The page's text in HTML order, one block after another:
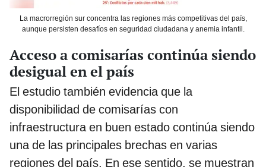
La macrorregión sur concentra las regiones más competitivas del país,
aunque persisten desafíos en seguridad ciudadana y anemia infantil.
Acceso a comisarías continúa siendo
desigual en el país
El estudio también evidencia que la
disponibilidad de comisarías con
infraestructura en buen estado continúa siendo
una de las principales brechas en varias
regiones del país. En ese sentido, se muestran